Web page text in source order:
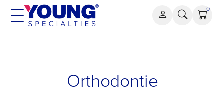
Aller
0
Orthodontie